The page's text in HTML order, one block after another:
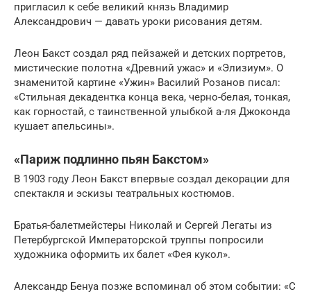
пригласил к себе великий князь Владимир
Александрович — давать уроки рисования детям.
Леон Бакст создал ряд пейзажей и детских портретов,
мистические полотна «Древний ужас» и «Элизиум». О
знаменитой картине «Ужин» Василий Розанов писал:
«Стильная декадентка конца века, черно-белая, тонкая,
как горностай, с таинственной улыбкой а-ля Джоконда
кушает апельсины».
«Париж подлинно пьян Бакстом»
В 1903 году Леон Бакст впервые создал декорации для
спектакля и эскизы театральных костюмов.
Братья-балетмейстеры Николай и Сергей Легаты из
Петербургской Императорской труппы попросили
художника оформить их балет «Фея кукол».
Александр Бенуа позже вспоминал об этом событии: «С